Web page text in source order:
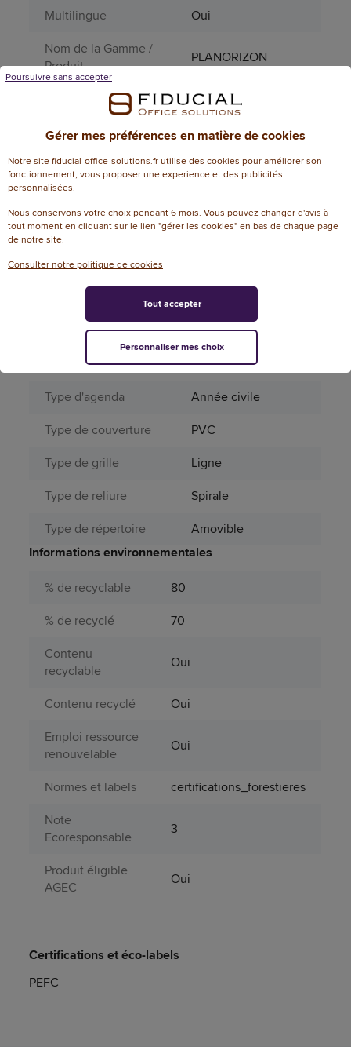
Multilingue
Oui
Nom de la Gamme /
Produit
PLANORIZON
Page catalogue
37
Planification
1 semaine sur 2
Pourcentage FSC
70%
Pourcentage PEFC
Produit dangereux
Non
Période
12 mois 1/2
Périssable
Non
Type d'agenda
Année civile
Type de couverture
PVC
Type de grille
Ligne
Type de reliure
Spirale
Type de répertoire
Amovible
Informations environnementales
% de recyclable
80
% de recyclé
70
Contenu
recyclable
Oui
Contenu recyclé
Oui
Emploi ressource
renouvelable
Oui
Normes et labels
certifications_forestieres
Note
Ecoresponsable
3
Produit éligible
AGEC
Oui
Certifications et éco-labels
PEFC
Gérer mes préférences en matière de cookies
Notre site fiducial-office-solutions.fr utilise des cookies pour améliorer son
fonctionnement, vous proposer une experience et des publicités
personnalisées.
Nous conservons votre choix pendant 6 mois. Vous pouvez changer d'avis à
tout moment en cliquant sur le lien "gérer les cookies" en bas de chaque page
de notre site.
Consulter notre politique de cookies
Poursuivre sans accepter
Personnaliser mes choix
Tout accepter